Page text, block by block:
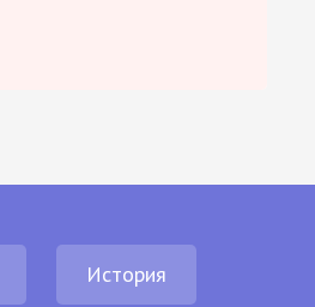
История